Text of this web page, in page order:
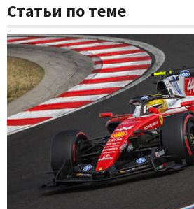
Статьи по теме